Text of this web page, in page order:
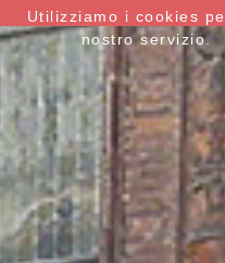
Utilizziamo i cookies
nostro servizio.